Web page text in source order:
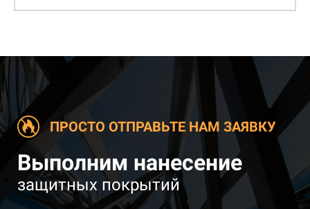
ПРОСТО ОТПРАВЬТЕ НАМ ЗАЯВКУ
Выполним нанесение
защитных покрытий